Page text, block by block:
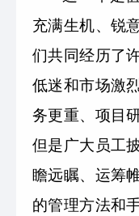
充满生机、锐
们共同经历了
低迷和市场激
务更重、项目
但是广大员工
瞻远瞩、运筹
的管理方法和